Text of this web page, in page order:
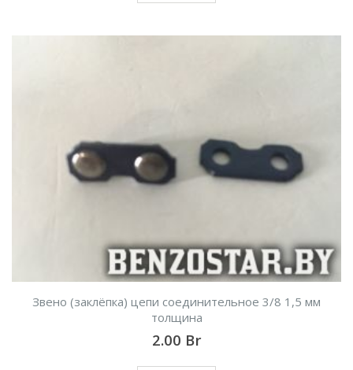
Звено (заклёпка) цепи соединительное 3/8 1,5 мм
толщина
2.00 Br